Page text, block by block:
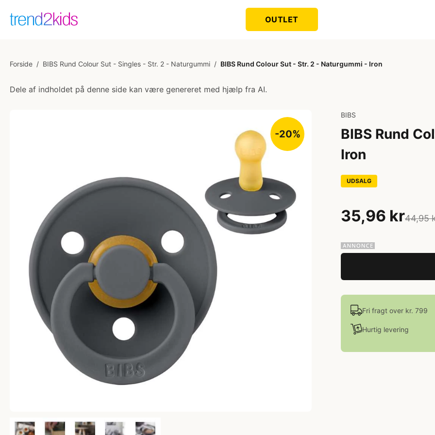
OUTLET
Forside / BIBS Rund Colour Sut - Singles - Str. 2 - Naturgummi / BIBS Rund Colour Sut - Str. 2 - Naturgummi - Iron
Dele af indholdet på denne side kan være genereret med hjælp fra AI.
-20%
BIBS
BIBS Rund
Iron
UDSALG
35,96 kr44,95
Fri fragt over kr. 799
Hurtig levering